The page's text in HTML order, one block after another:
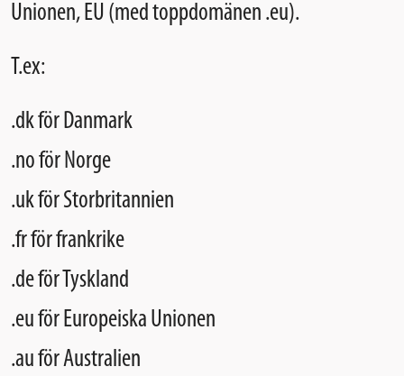
Unionen, EU (med toppdomänen .eu).
T.ex:
.dk för Danmark
.no för Norge
.uk för Storbritannien
.fr för frankrike
.de för Tyskland
.eu för Europeiska Unionen
.au för Australien